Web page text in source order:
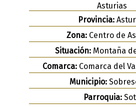
Asturias
Provincia:
Zona: Centro de
Situación:Montaña
Comarca: Comarca del
Municipio:
Parroquia: